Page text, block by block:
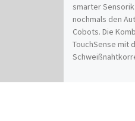
smarter
nochmals den
Cobots. Die
TouchSense mit